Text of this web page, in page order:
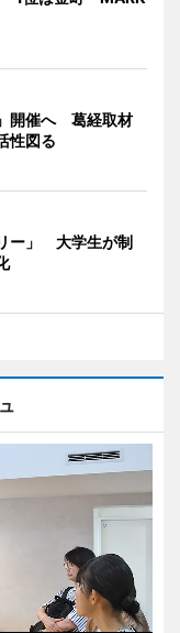
開催へ 葛経取材
性図る
ー」 大学生が制